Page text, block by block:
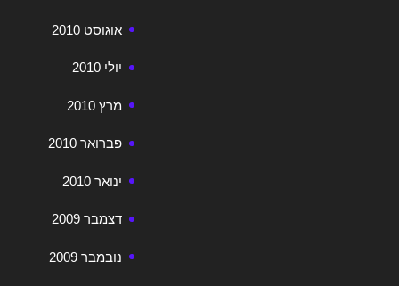
אוגוסט 2010
יולי 2010
מרץ 2010
פברואר 2010
ינואר 2010
דצמבר 2009
נובמבר 2009